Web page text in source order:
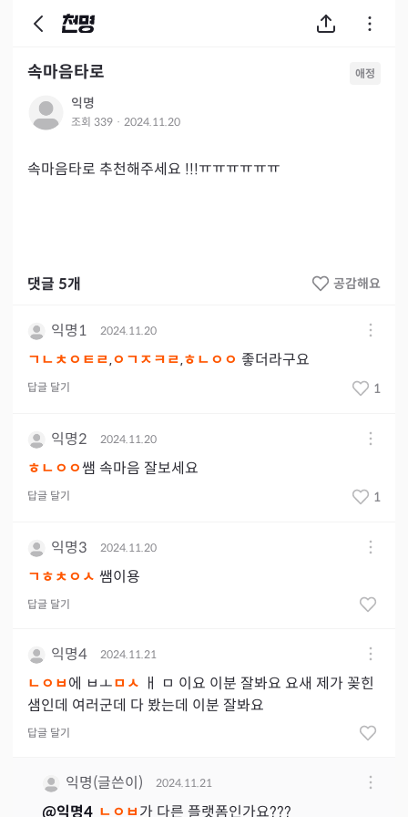
속마음타로 애정
익명
조회 339 · 2024.11.20
속마음타로 추천해주세요 !!!ㅠㅠㅠㅠㅠㅠ
댓글 5개 공감해요
익명1 2024.11.20
ㄱㄴㅊㅇㅌㄹ,ㅇㄱㅈㅋㄹ,ㅎㄴㅇㅇ 좋더라구요
답글 달기 1
익명2 2024.11.20
ㅎㄴㅇㅇ쌤 속마음 잘보세요
답글 달기 1
익명3 2024.11.20
ㄱㅎㅊㅇㅅ 쌤이용
답글 달기
익명4 2024.11.21
ㄴㅇㅂ에 ㅂㅗㅁㅅ ㅐ ㅁ 이요 이분 잘봐요 요새 제가 꽂힌
샘인데 여러군데 다 봤는데 이분 잘봐요
답글 달기
익명(글쓴이) 2024.11.21
@익명4 ㄴㅇㅂ가 다른 플랫폼인가요???